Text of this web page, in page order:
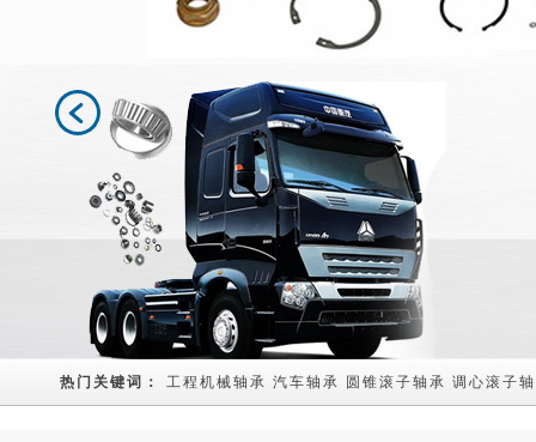
热门关键词： 工程机械轴承 汽车轴承 圆锥滚子轴承 调心滚子